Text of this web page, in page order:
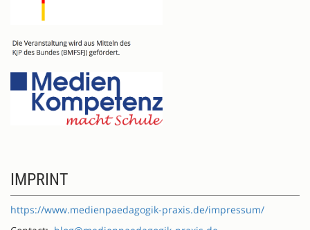
IMPRINT
https://www.medienpaedagogik-praxis.de/impressum/